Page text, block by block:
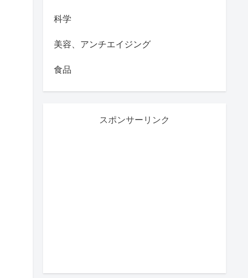
科学
美容、アンチエイジング
食品
スポンサーリンク